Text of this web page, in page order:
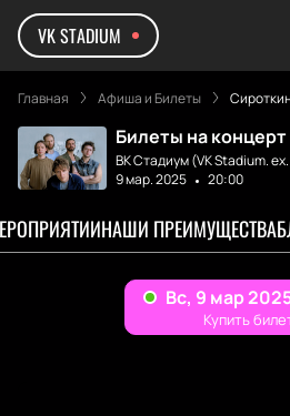
VK STADIUM
Главная Афиша и Билеты
Билеты на
ВК Стадиум (VK Stadium.
9 мар. 2025
20:00
НАШИ ПРЕИМУЩЕСТВА